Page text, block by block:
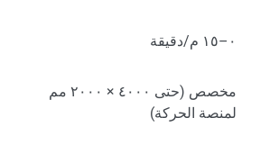
٠–١٥ م/دقيقة
مخصص (حتى ٤٠٠٠ × ٢٠٠٠ مم
لمنصة الحركة)